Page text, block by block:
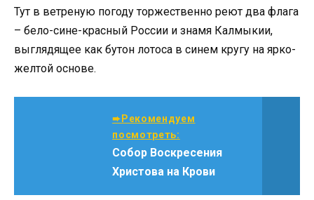
Тут в ветреную погоду торжественно реют два флага
– бело-сине-красный России и знамя Калмыкии,
выглядящее как бутон лотоса в синем кругу на ярко-
желтой основе.
➨Рекомендуем
посмотреть:
Собор Воскресения
Христова на Крови